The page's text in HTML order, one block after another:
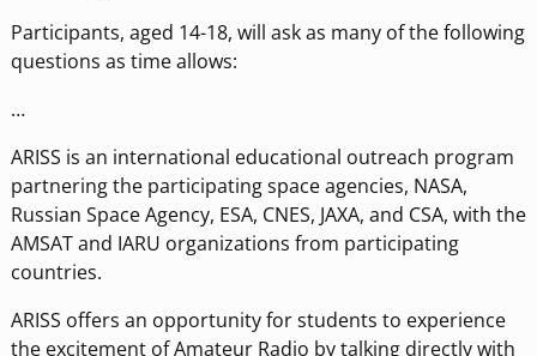
Participants, aged 14-18, will ask as many of the following
questions as time allows:
…
ARISS is an international educational outreach program
partnering the participating space agencies, NASA,
Russian Space Agency, ESA, CNES, JAXA, and CSA, with the
AMSAT and IARU organizations from participating
countries.
ARISS offers an opportunity for students to experience
the excitement of Amateur Radio by talking directly with